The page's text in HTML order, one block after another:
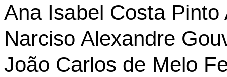
Ana Isabel Costa Pinto
Narciso Alexandre
João Carlos de Melo